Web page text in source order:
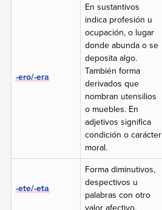
-ero/-era
En sustantivos
indica profesión u
ocupación, o lugar
donde abunda o se
deposita algo.
También forma
derivados que
nombran utensilios
o muebles. En
adjetivos significa
condición o carácter
moral.
-ete/-eta
Forma diminutivos,
despectivos u
palabras con otro